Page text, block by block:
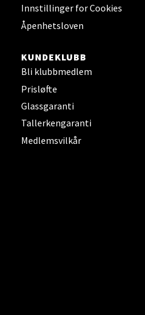
Innstillinger for Cookies
Åpenhetsloven
KUNDEKLUBB
Bli klubbmedlem
Prisløfte
Glassgaranti
Tallerkengaranti
Medlemsvilkår
Velg